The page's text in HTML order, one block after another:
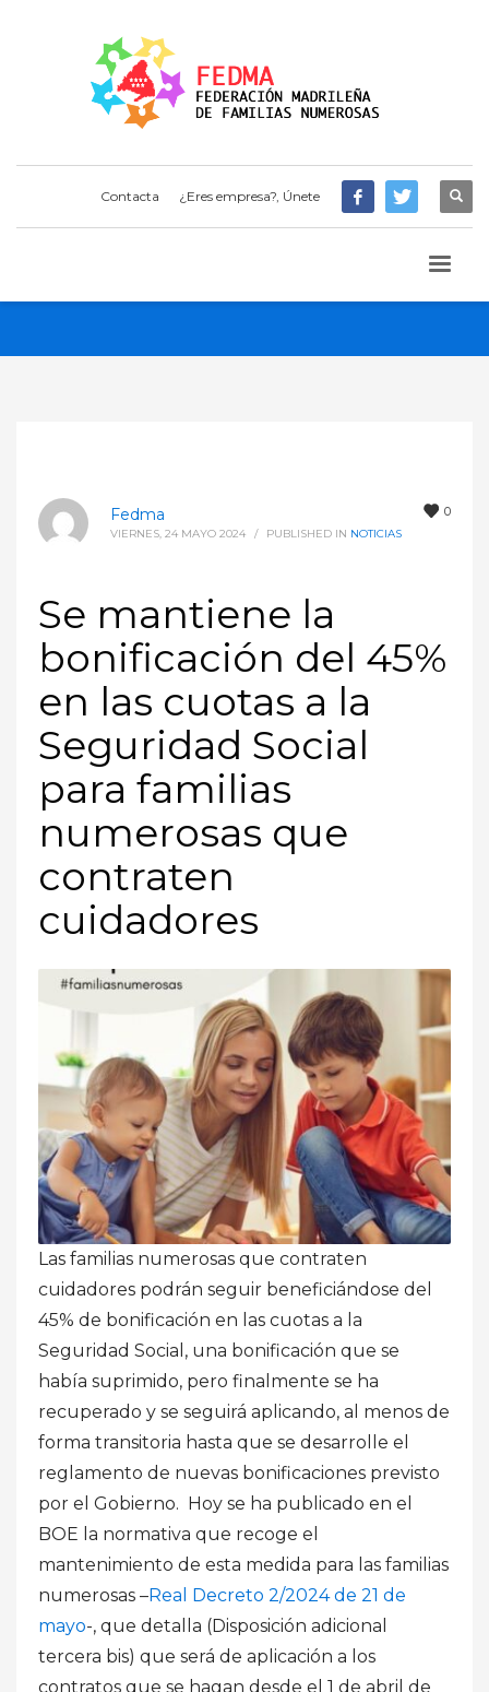
Contacta ¿Eres empresa?, Únete
0
Fedma
VIERNES, 24 MAYO 2024 / PUBLISHED IN NOTICIAS
Se mantiene la
bonificación del 45%
en las cuotas a la
Seguridad Social
para familias
numerosas que
contraten
cuidadores
Las familias numerosas que contraten
cuidadores podrán seguir beneficiándose del
45% de bonificación en las cuotas a la
Seguridad Social, una bonificación que se
había suprimido, pero finalmente se ha
recuperado y se seguirá aplicando, al menos de
forma transitoria hasta que se desarrolle el
reglamento de nuevas bonificaciones previsto
por el Gobierno. Hoy se ha publicado en el
BOE la normativa que recoge el
mantenimiento de esta medida para las familias
numerosas –Real Decreto 2/2024 de 21 de
mayo-, que detalla (Disposición adicional
tercera bis) que será de aplicación a los
contratos que se hagan desde el 1 de abril de